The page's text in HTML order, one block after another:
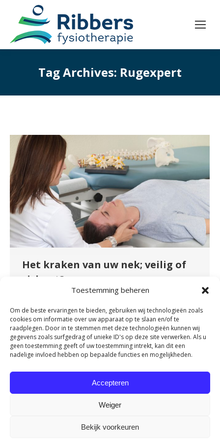
Toestemming beheren
Om de beste ervaringen te bieden, gebruiken wij technologieën zoals
cookies om informatie over uw apparaat op te slaan en/of te
raadplegen. Door in te stemmen met deze technologieën kunnen wij
gegevens zoals surfgedrag of unieke ID's op deze site verwerken. Als u
geen toestemming geeft of uw toestemming intrekt, kan dit een
nadelige invloed hebben op bepaalde functies en mogelijkheden.
Accepteren
Weiger
Bekijk voorkeuren
Tag Archives: Rugexpert
Het kraken van uw nek; veilig of
riskant?
januari 10, 2024
Het kraken van gewrichten is een veel
voorkomende gewoonte. We kraken onze
knokkels, vingers, tenen, rug en zelfs onze nek.
Maar niet iedereen doet het om dezelfde reden.
Sommigen van ons doen dit om de druk die we
voelen in onze schouders of nek te
verminderen of als reactie op stress. In deze
blog bespreken…